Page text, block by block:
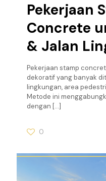
Pekerjaan
Concrete
& Jalan
Pekerjaan stamp
dekoratif yang banyak
lingkungan, area
Metode ini
dengan […]
0